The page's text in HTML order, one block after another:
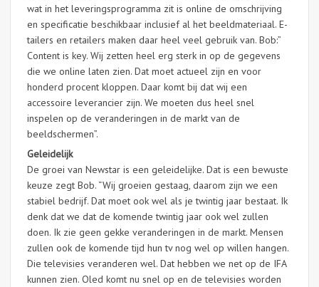
wat in het leveringsprogramma zit is online de omschrijving
en specificatie beschikbaar inclusief al het beeldmateriaal. E-
tailers en retailers maken daar heel veel gebruik van. Bob:”
Content is key. Wij zetten heel erg sterk in op de gegevens
die we online laten zien. Dat moet actueel zijn en voor
honderd procent kloppen. Daar komt bij dat wij een
accessoire leverancier zijn. We moeten dus heel snel
inspelen op de veranderingen in de markt van de
beeldschermen”.
Geleidelijk
De groei van Newstar is een geleidelijke. Dat is een bewuste
keuze zegt Bob. “Wij groeien gestaag, daarom zijn we een
stabiel bedrijf. Dat moet ook wel als je twintig jaar bestaat. Ik
denk dat we dat de komende twintig jaar ook wel zullen
doen. Ik zie geen gekke veranderingen in de markt. Mensen
zullen ook de komende tijd hun tv nog wel op willen hangen.
Die televisies veranderen wel. Dat hebben we net op de IFA
kunnen zien. Oled komt nu snel op en de televisies worden